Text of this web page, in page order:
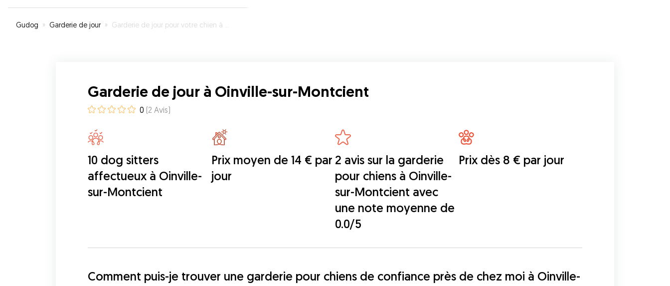
Gudog » Garderie de jour » Garderie de jour pour votre chien à Oinville-sur-Montcient
Garderie de jour à Oinville-sur-Montcient
0 (2 Avis)
10 dog sitters
affectueux à Oinville-
sur-Montcient
Prix moyen de 14 € par
jour
2 avis sur la garderie
pour chiens à Oinville-
sur-Montcient avec
une note moyenne de
0.0/5
Prix dès 8 € par jour
Comment puis-je trouver une garderie pour chiens de confiance près de chez moi à Oinville-